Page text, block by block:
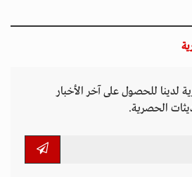
لدينا للحصول على آخر الأخبار
الحصرية.